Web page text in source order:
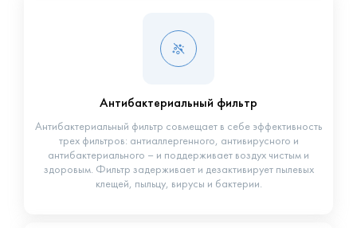
Антибактериальный фильтр
Антибактериальный фильтр совмещает в себе эффективность
трех фильтров: антиаллергенного, антивирусного и
антибактериального – и поддерживает воздух чистым и
здоровым. Фильтр задерживает и дезактивирует пылевых
клещей, пыльцу, вирусы и бактерии.